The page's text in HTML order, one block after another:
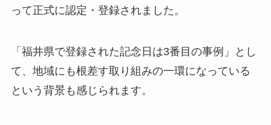
って正式に認定・登録されました。
「福井県で登録された記念日は3番目の事例」とし
て、地域にも根差す取り組みの一環になっている
という背景も感じられます。